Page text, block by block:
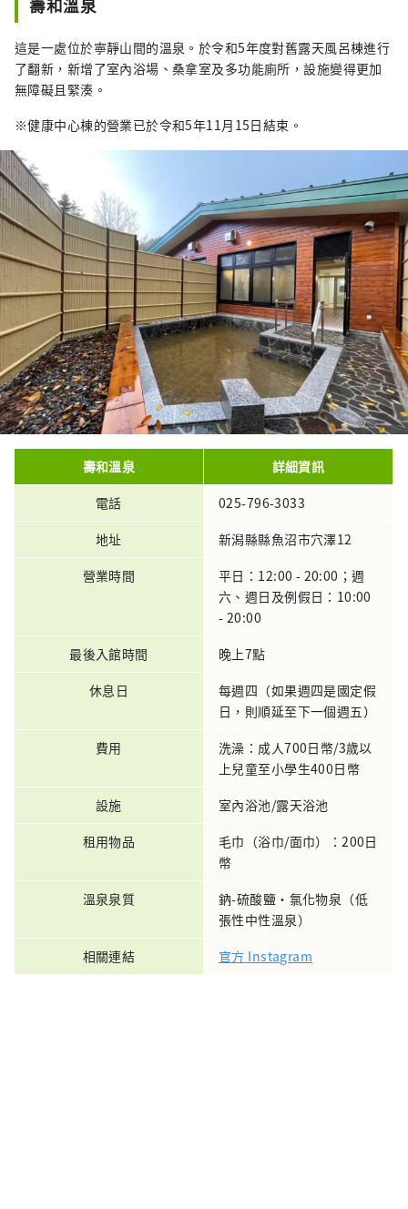
壽和溫泉
這是一處位於寧靜山間的溫泉。於令和5年度對舊露天風呂棟進行
了翻新，新增了室內浴場、桑拿室及多功能廁所，設施變得更加
無障礙且緊湊。
※健康中心棟的營業已於令和5年11月15日結束。
壽和溫泉
詳細資訊
電話
025-796-3033
地址
新潟縣縣魚沼市穴澤12
營業時間
平日：12:00 - 20:00；週
六、週日及例假日：10:00
- 20:00
最後入館時間
晚上7點
休息日
每週四（如果週四是國定假
日，則順延至下一個週五）
費用
洗澡：成人700日幣/3歲以
上兒童至小學生400日幣
設施
室內浴池/露天浴池
租用物品
毛巾（浴巾/面巾）：200日
幣
溫泉泉質
鈉-硫酸鹽・氯化物泉（低
張性中性溫泉）
相關連結
官方 Instagram